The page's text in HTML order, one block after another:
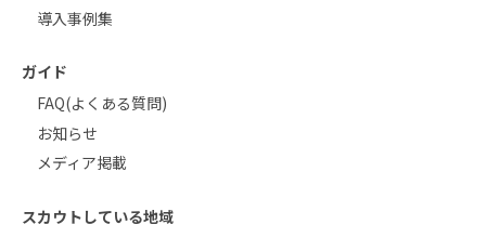
導入事例集
ガイド
FAQ(よくある質問)
お知らせ
メディア掲載
スカウトしている地域